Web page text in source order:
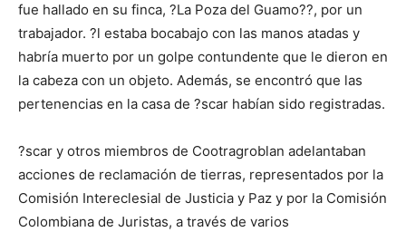
fue hallado en su finca, ?La Poza del Guamo??, por un
trabajador. ?l estaba bocabajo con las manos atadas y
habría muerto por un golpe contundente que le dieron en
la cabeza con un objeto. Además, se encontró que las
pertenencias en la casa de ?scar habían sido registradas.
?scar y otros miembros de Cootragroblan adelantaban
acciones de reclamación de tierras, representados por la
Comisión Intereclesial de Justicia y Paz y por la Comisión
Colombiana de Juristas, a través de varios